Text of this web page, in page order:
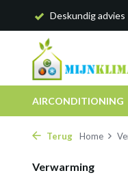
Deskundig advies
AIRCONDITIONING
Terug Home
Verwarming